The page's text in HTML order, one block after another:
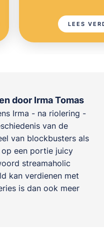
LEES
door Irma Tomas
Irma - na riolering -
van de
van blockbusters als
een portie juicy
streamaholic
kan verdienen met
is dan ook meer